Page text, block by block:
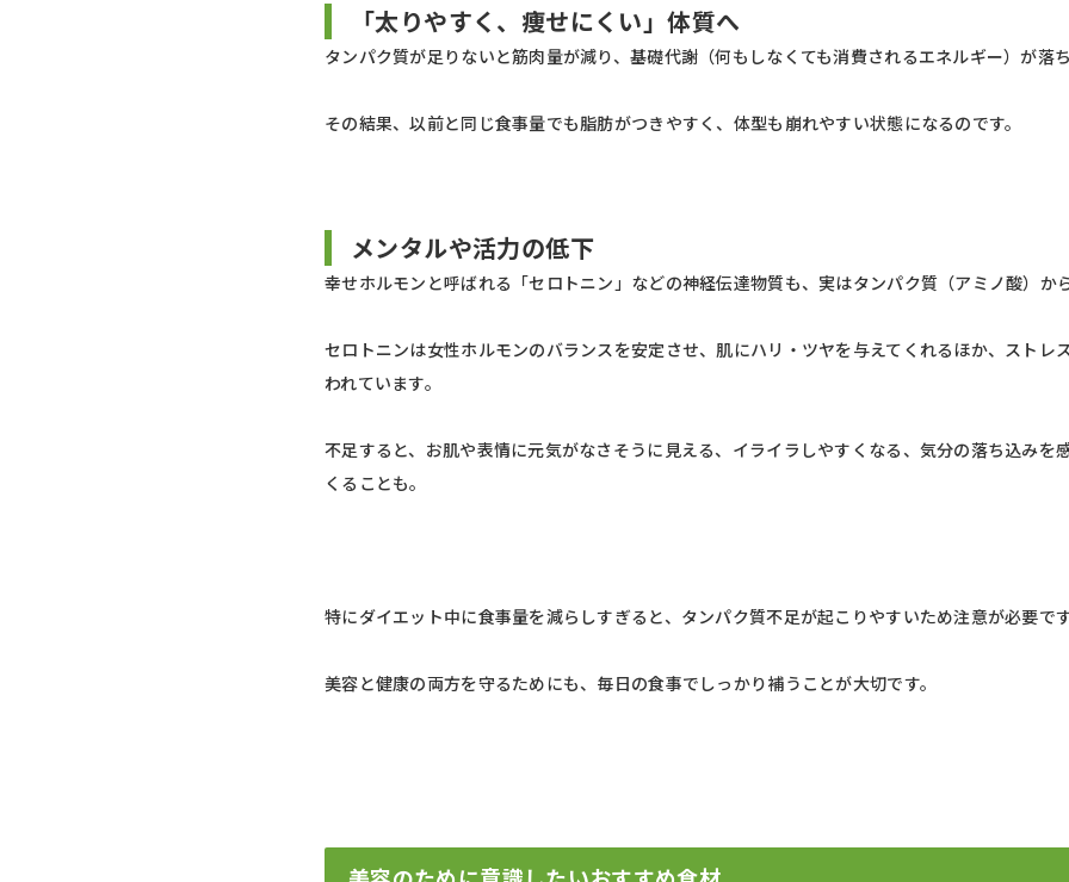
「太りやすく、痩せにくい」体質へ
タンパク質が足りないと筋肉量が減り、基礎代謝（何もしなくても消費されるエネルギー）が落
その結果、以前と同じ食事量でも脂肪がつきやすく、体型も崩れやすい状態になるのです。
メンタルや活力の低下
幸せホルモンと呼ばれる「セロトニン」などの神経伝達物質も、実はタンパク質（アミノ酸）か
セロトニンは女性ホルモンのバランスを安定させ、肌にハリ・ツヤを与えてくれるほか、ストレ
われています。
不足すると、お肌や表情に元気がなさそうに見える、イライラしやすくなる、気分の落ち込みを
くることも。
特にダイエット中に食事量を減らしすぎると、タンパク質不足が起こりやすいため注意が必要で
美容と健康の両方を守るためにも、毎日の食事でしっかり補うことが大切です。